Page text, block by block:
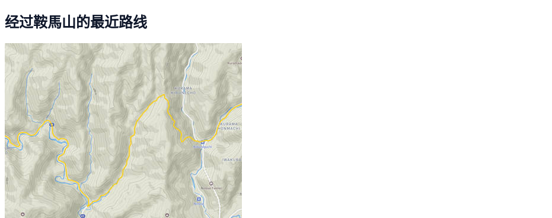
经过鞍馬山的最近路线